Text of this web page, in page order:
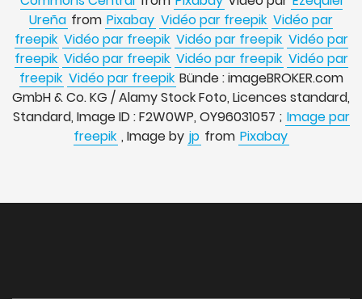
Ureña from Pixabay Vidéo par freepik Vidéo par
freepik Vidéo par freepik Vidéo par freepik Vidéo par
freepik Vidéo par freepik Vidéo par freepik Vidéo par
freepik Vidéo par freepik Bünde : imageBROKER.com
GmbH & Co. KG / Alamy Stock Foto, Licences standard,
Standard, Image ID : F2W0WP, OY96031057 ; Image par
freepik , Image by jp from Pixabay